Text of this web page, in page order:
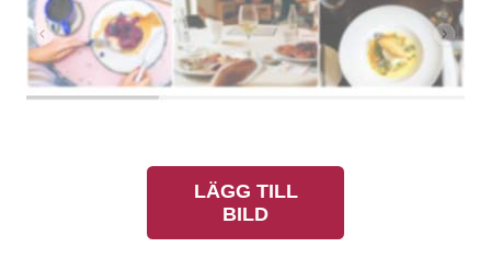
LÄGG TILL
BILD